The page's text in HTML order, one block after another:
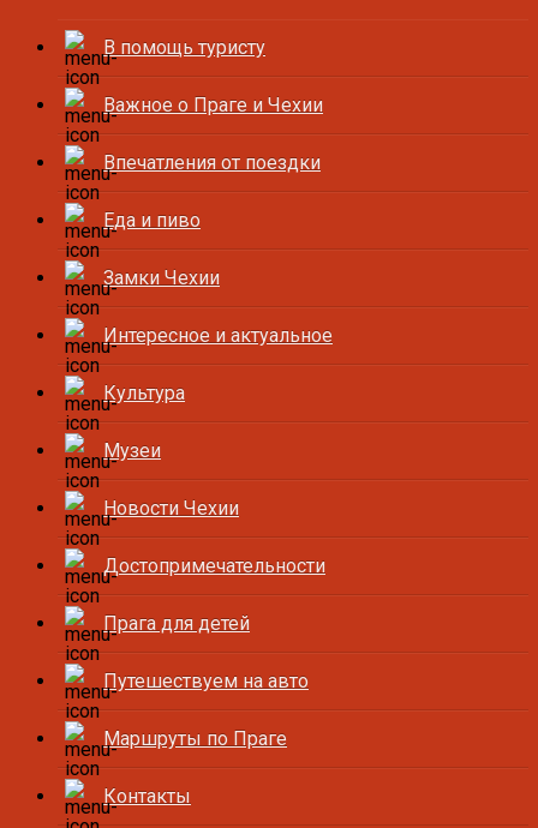
В помощь туристу
Важное о Праге и Чехии
Впечатления от поездки
Еда и пиво
Замки Чехии
Интересное и актуальное
Культура
Музеи
Новости Чехии
Достопримечательности
Прага для детей
Путешествуем на авто
Маршруты по Праге
Контакты